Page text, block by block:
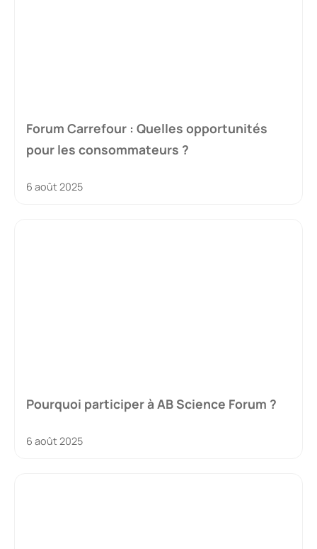
Forum Carrefour : Quelles opportunités
pour les consommateurs ?
6 août 2025
Pourquoi participer à AB Science Forum ?
6 août 2025